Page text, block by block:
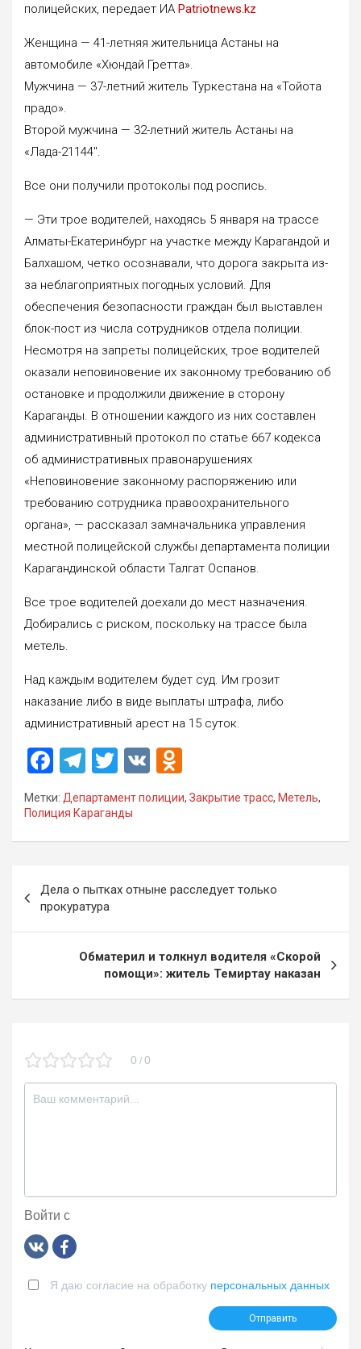
полицейских, передает ИА Patriotnews.kz
Женщина — 41-летняя жительница Астаны на
автомобиле «Хюндай Гретта».
Мужчина — 37-летний житель Туркестана на «Тойота
прадо».
Второй мужчина — 32-летний житель Астаны на
«Лада-21144″.
Все они получили протоколы под роспись.
— Эти трое водителей, находясь 5 января на трассе
Алматы-Екатеринбург на участке между Карагандой и
Балхашом, четко осознавали, что дорога закрыта из-
за неблагоприятных погодных условий. Для
обеспечения безопасности граждан был выставлен
блок-пост из числа сотрудников отдела полиции.
Несмотря на запреты полицейских, трое водителей
оказали неповиновение их законному требованию об
остановке и продолжи‌ли движение в сторону
Караганды. В отношении каждого из них составлен
административный протокол по статье 667 кодекса
об административных правонарушениях
«Неповиновение законному распоряжению или
требованию сотрудника правоохранительного
органа», — рассказал замначальника управления
местной полицейской службы департамента полиции
Карагандинской области Талгат Оспанов.
Все трое водителей доехали до мест назначения.
Добирались с риском, поскольку на трассе была
метель.
Над каждым водителем будет суд. Им грозит
наказание либо в виде выплаты штрафа, либо
административный арест на 15 суток.
F
a
ce
b
o
k
T
e
gr
m
T
tt
er
V
d
n
o
a
ni
ki
Метки: Департамент полиции, Закрытие трасс, Метель,
Полиция Караганды
по
записям
Дела о пытках отныне расследует только
прокуратура
Обматерил и толкнул водителя «Скорой
помощи»: житель Темиртау наказан
0 / 0
Войти с
Я даю согласие на обработку персональных данных